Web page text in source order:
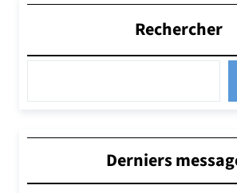
Rechercher
Derniers